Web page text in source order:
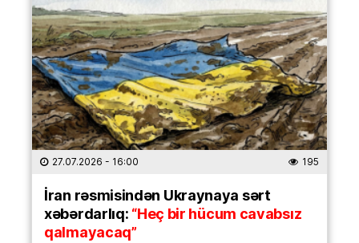
27.07.2026 - 16:00 195
İran rəsmisindən Ukraynaya sərt
xəbərdarlıq:“Heç bir hücum cavabsız
qalmayacaq”